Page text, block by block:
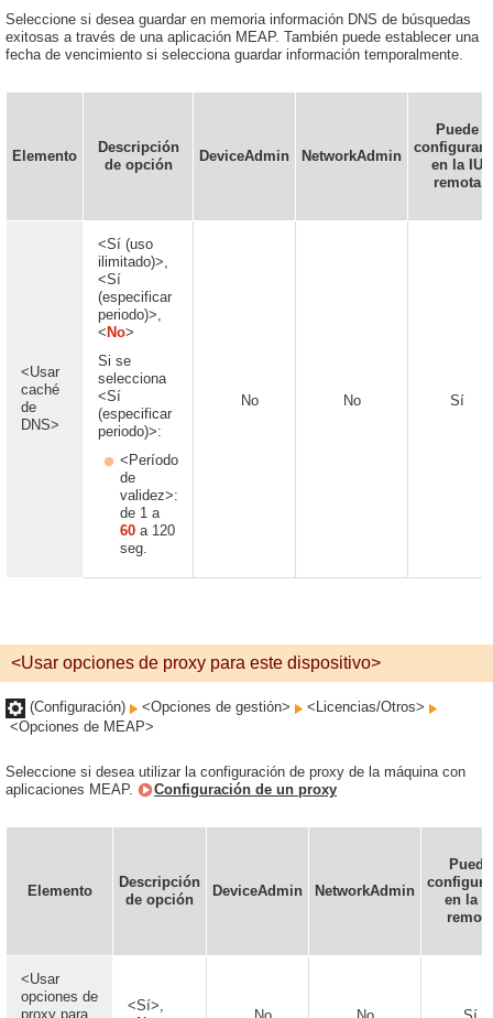
Seleccione si desea guardar en memoria información DNS de búsquedas
exitosas a través de una aplicación MEAP. También puede establecer una
fecha de vencimiento si selecciona guardar información temporalmente.
Elemento
Descripción
de opción
DeviceAdmin NetworkAdmin
Puede
en la IU
remota
<Usar
caché
de
DNS>
<Sí (uso
ilimitado)>,
<Sí
(especificar
periodo)>,
< No>
Si se
selecciona
<Sí
(especificar
periodo)>:
<Período
de
validez>:
de 1 a
60 a 120
seg.
No No Sí
<Usar opciones de proxy para este dispositivo>
(Configuración) <Opciones de gestión>
<Licencias/Otros>
<Opciones de MEAP>
Seleccione si desea utilizar la configuración de proxy de la máquina con
aplicaciones MEAP.
Configuración de un proxy
Elemento
Descripción
de opción
DeviceAdmin NetworkAdmin
Puede
en la
remota
<Usar
opciones de
proxy para
<Sí>,